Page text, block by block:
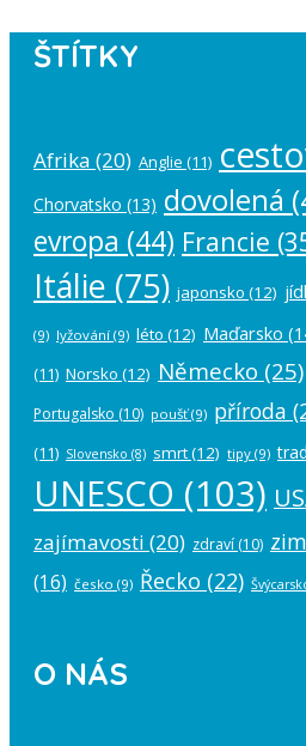
ŠTÍTKY
Afrika (20) Anglie (11)
Chorvatsko (13) dovolená
evropa (44) Francie
Itálie (75) japonsko (12)
(9) lyžování (9) léto (12) Maďarsko
(11) Norsko (12) Německo (25)
Portugalsko (10) poušť(9) příroda
(11) Slovensko (8) smrt(12) tipy (9)
UNESCO (103)
zajímavosti (20) zdraví (10)
(16) česko (9) Řecko (22)
O NÁS